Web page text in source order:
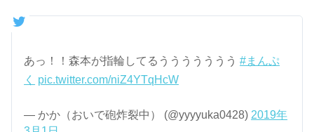
あっ！！森本が指輪してるううううううう#まんぷ
く
pic.twitter.com/niZ4YTqHcW
— かか（おいで砲炸裂中） (@yyyyuka0428) 2019年